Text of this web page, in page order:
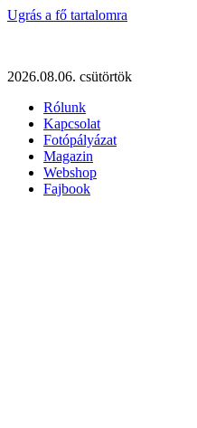
Ugrás a fő tartalomra
2026.08.06. csütörtök
Rólunk
Kapcsolat
Fotópályázat
Magazin
Webshop
Fajbook